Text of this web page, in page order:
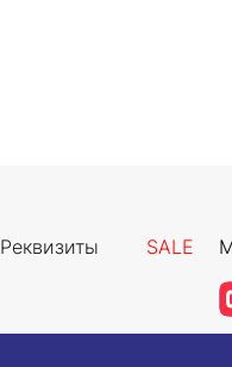
Реквизиты SALE